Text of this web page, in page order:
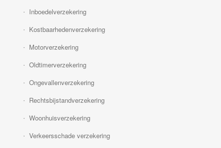
Inboedelverzekering
Kostbaarhedenverzekering
Motorverzekering
Oldtimerverzekering
Ongevallenverzekering
Rechtsbijstandverzekering
Woonhuisverzekering
Verkeersschade verzekering